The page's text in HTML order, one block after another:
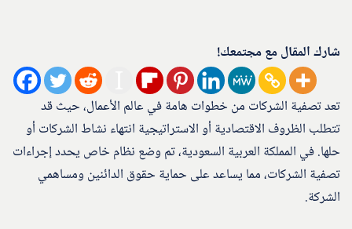
شارك المقال مع مجتمعك!
تعد تصفية الشركات من خطوات هامة في عالم الأعمال، حيث قد
تتطلب الظروف الاقتصادية أو الاستراتيجية انتهاء نشاط الشركات أو
حلها. في المملكة العربية السعودية، تم وضع نظام خاص يحدد إجراءات
تصفية الشركات، مما يساعد على حماية حقوق الدائنين ومساهمي
الشركة.